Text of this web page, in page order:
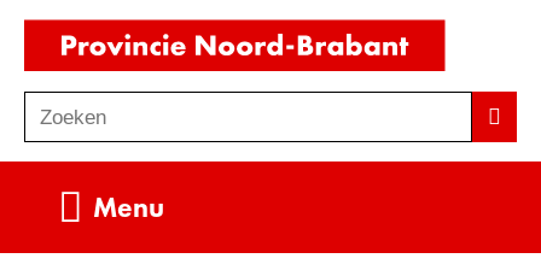
Ga
de
inhoud
o
e
Zoeken
Menu